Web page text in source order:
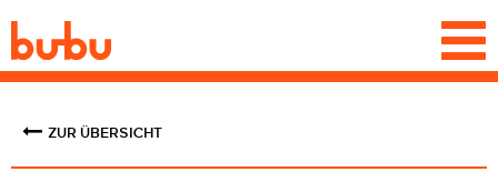
ZUR ÜBERSICHT